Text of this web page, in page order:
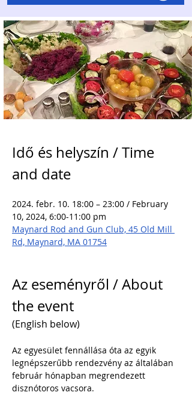
Idő és helyszín / Time
and date
2024. febr. 10. 18:00 – 23:00 / February
10, 2024, 6:00-11:00 pm
Maynard Rod and Gun Club, 45 Old Mill
Rd, Maynard, MA 01754
Az eseményről / About
the event
(English below)
Az egyesület fennállása óta az egyik
legnépszerűbb rendezvény az általában
február hónapban megrendezett
disznótoros vacsora.